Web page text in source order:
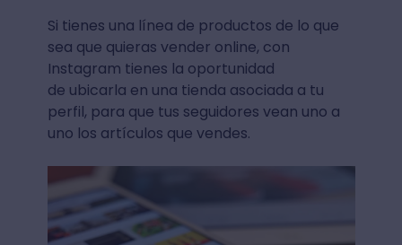
Si tienes una línea de productos de lo que
sea que quieras vender online, con
Instagram tienes la oportunidad
de ubicarla en una tienda asociada a tu
perfil, para que tus seguidores vean uno a
uno los artículos que vendes.